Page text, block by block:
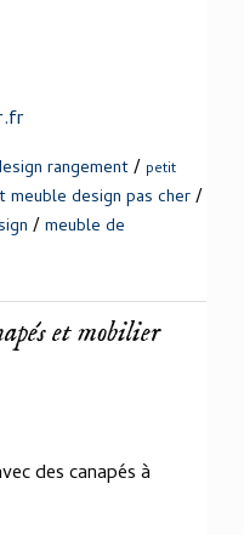
rangement/ petit
meuble design pas cher/
/meuble de
et mobilier
des canapés à